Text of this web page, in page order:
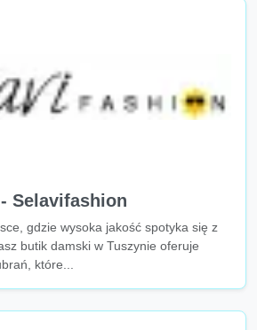
Selavifashion
gdzie wysoka jakość spotyka się z
butik damski w Tuszynie oferuje
które...